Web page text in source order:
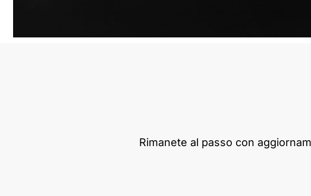
Rimanete al passo con